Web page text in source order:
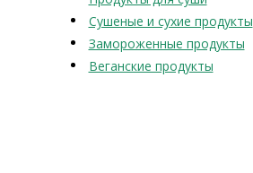
Сушеные и сухие продукты
Замороженные продукты
Веганские продукты